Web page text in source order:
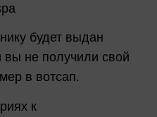
будет выдан
не получили свой
в вотсап.
к